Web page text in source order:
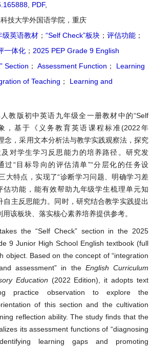
PDF,
科技大学外国语学院，重庆
级英语教材 ； “Self Check”板块 ； 评估功能 ；
一体化 ； 2025 PEP Grade 9 English
Section ； Assessment Function ；
Learning
of Teaching ；
Learning and
教版初中英语九年级全一册教材中的“Self
，基于《义务教育英语课程标准(2022年
念，采用文本分析法与教学实践观察法，探究
对学生学习反思能力的培养路径。研究发
过“目标导向的评估清单”“分层化的任务设
大特点，实现了“诊断学习问题、明确学习差
估功能，能有效帮助九年级学生梳理单元知
自主反思能力。同时，研究结合教学实践提出
该板块、落实核心素养培养提供参考。
the “Self Check” section in the 2025
9 Junior High School English textbook (full
object. Based on the concept of “integration
assessment” in the English Curriculum
Education (2022 Edition), it adopts text
practice observation to explore the
of this section and the cultivation
reflection ability. The study finds that the
its assessment functions of “diagnosing
learning gaps and promoting